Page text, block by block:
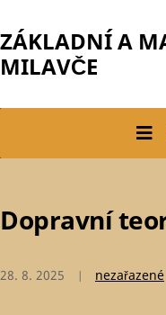
ZÁKLADNÍ A
MILAVČE
Dopravní
28. 8. 2025 nezařazené